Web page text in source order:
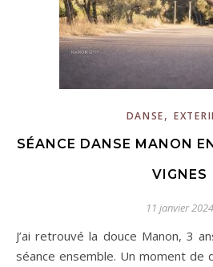
DANSE,
SÉANCE DANSE MANON
VIGNES
11 janvier 2024
J’ai retrouvé la douce Manon, 3 ans après notre dernière
séance ensemble. Un moment de